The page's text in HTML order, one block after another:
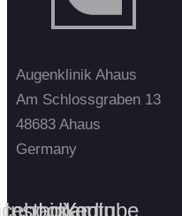
Augenklinik Ahaus
Am Schlossgraben 13
48683 Ahaus
Germany
Instagram
Linkedin
Youtube